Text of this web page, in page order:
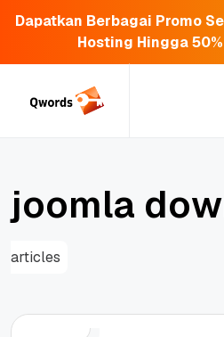
Dapatkan Berbagai Promo
Hosting Hingga 50%
joomla dow
articles